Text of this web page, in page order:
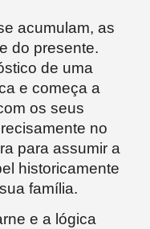
acumulam, as
do presente.
de uma
e começa a
os seus
no
para assumir a
historicamente
família.
e a lógica